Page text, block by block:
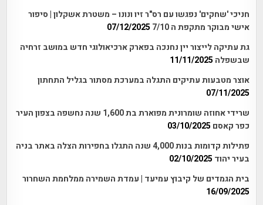
חניכי 'שחקים' נפגשו עם רס"ר זיו ונונו – משטרת אשקלון | סיפור
אישי מבוקר מתקפת ה 7/10
07/12/2025
גת עתיקה לייצור יין נחנכה בפארק ארכיאולוגי חדש במושב זרחיה
שבשפלה 11/11/2025
אוצר מטבעות עתיקים התגלה במערכת מסתור בגליל התחתון
07/11/2025
שרידי אחוזה שומרונית מפוארת בת 1,600 שנה נחשפה בצפון העיר
כפר קאסם 03/10/2025
פתילות קדומות בנות 4,000 שנה התגלו בחפירות הצלה באתר בניה
בעיר יהוד 02/10/2025
בית הגמדים של קיבוץ עמיעד | עמדת השמירה ממלחמת השחרור
16/09/2025